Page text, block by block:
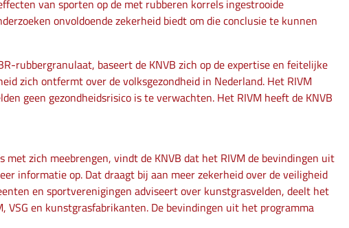
van sporten op de met rubberen korrels ingestrooide
onvoldoende zekerheid biedt om die conclusie te kunnen
rubbergranulaat, baseert de KNVB zich op de expertise en feitelijke
zich ontfermt over de volksgezondheid in Nederland. Het RIVM
geen gezondheidsrisico is te verwachten. Het RIVM heeft de KNVB
zich meebrengen, vindt de KNVB dat het RIVM de bevindingen uit
informatie op. Dat draagt bij aan meer zekerheid over de veiligheid
en sportverenigingen adviseert over kunstgrasvelden, deelt het
VSG en kunstgrasfabrikanten. De bevindingen uit het programma